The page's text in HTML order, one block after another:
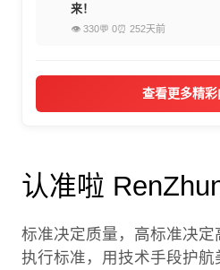
来！
👁 330💬 0⏰ 252天前
查看更多精
认准啦
标准决定质量，高标准决
执行标准，用技术手段护